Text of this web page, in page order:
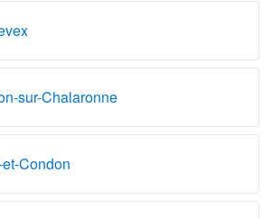
sur-Chalaronne
Condon